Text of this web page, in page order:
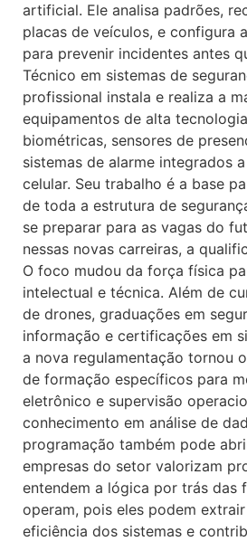
artificial. Ele analisa padrões,
placas de veículos, e configura
para prevenir incidentes antes
Técnico em sistemas de
profissional instala e realiza a
equipamentos de alta
biométricas, sensores de
sistemas de alarme integrados
celular. Seu trabalho é a base
de toda a estrutura de
se preparar para as vagas do
nessas novas carreiras, a
O foco mudou da força física
intelectual e técnica. Além de
de drones, graduações em
informação e certificações em
a nova regulamentação tornou
de formação específicos para
eletrônico e supervisão
conhecimento em análise de
programação também pode
empresas do setor valorizam
entendem a lógica por trás das
operam, pois eles podem
eficiência dos sistemas e